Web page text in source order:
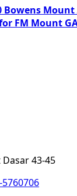
Bowens
FM Mount
43-45
5760706